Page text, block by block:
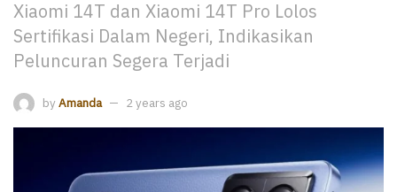
Xiaomi 14T dan Xiaomi 14T Pro Lolos
Sertifikasi Dalam Negeri, Indikasikan
Peluncuran Segera Terjadi
by Amanda 2 years ago